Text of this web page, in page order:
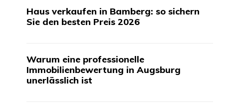
Haus verkaufen in Bamberg: so sichern
Sie den besten Preis 2026
Warum eine professionelle
Immobilienbewertung in Augsburg
unerlässlich ist